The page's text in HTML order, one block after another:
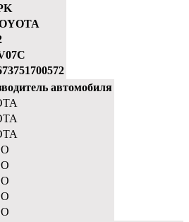
автомобиля